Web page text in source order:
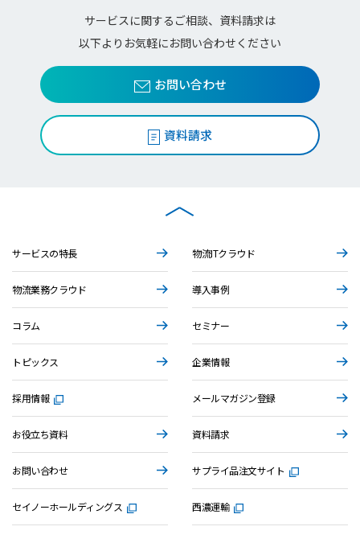
サービスに関するご相談、資料請求は
以下よりお気軽にお問い合わせください
お問い合わせ
資料請求
サービスの特長 物流ITクラウド
物流業務クラウド 導入事例
コラム セミナー
トピックス 企業情報
採用情報 メールマガジン登録
お役立ち資料 資料請求
お問い合わせ サプライ品注文サイト
セイノーホールディングス 西濃運輸